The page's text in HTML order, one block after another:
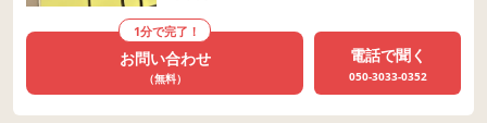
1分で完了！
お問い合わせ
（無料）
電話で聞く
050-3033-0352